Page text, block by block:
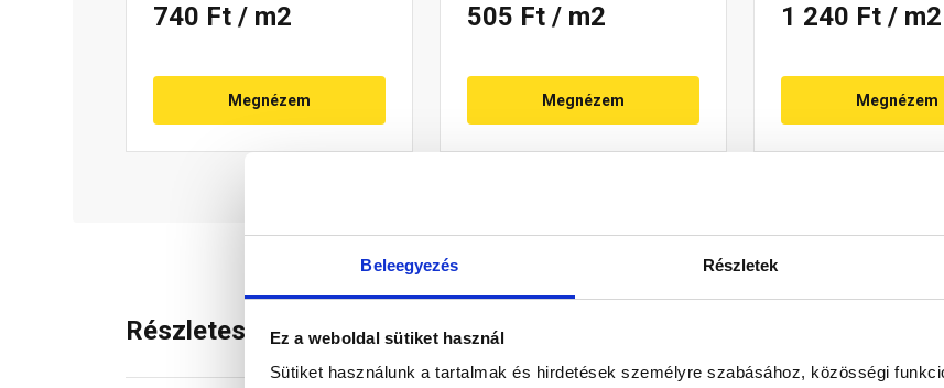
Beleegyezés Részletek
Ez a weboldal sütiket használ
Sütiket használunk a tartalmak és hirdetések személyre szabásához, közösségi
740 Ft / m2
Megnézem
505 Ft / m2
Megnézem
1 240 Ft / m2
Megnézem
Részletes leírás